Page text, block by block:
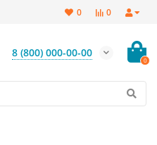
0
0
8 (800) 000-00-00
0